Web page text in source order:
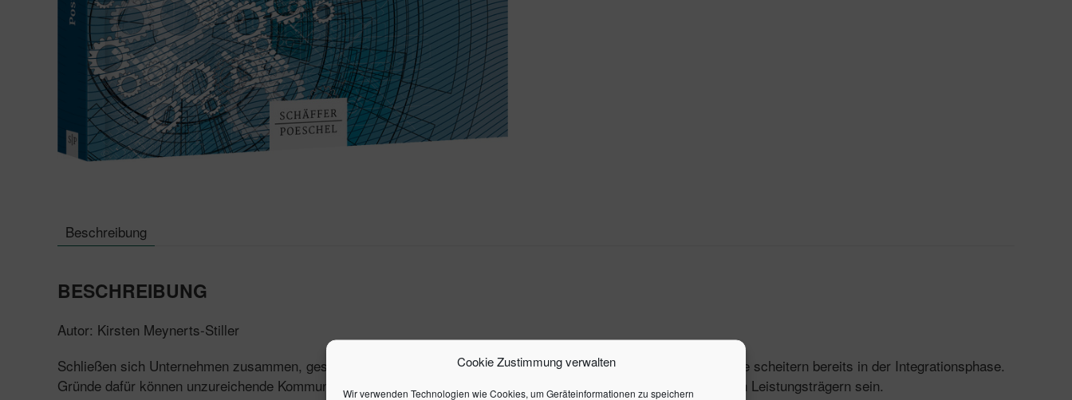
Cookie Zustimmung verwalten
Wir verwenden Technologien wie Cookies, um Geräteinformationen zu speichern
Beschreibung
BESCHREIBUNG
Autor: Kirsten Meynerts-Stiller
Schließen sich Unternehmen zusammen, geschieht das mit dem Ziel der Wertgenerierung. Doch viele M&A Projekte scheitern bereits in der Integrationsphase.
Gründe dafür können unzureichende Kommunikation, Managementfehler, kulturelle Hindernisse oder der Verlust von Leistungsträgern sein.